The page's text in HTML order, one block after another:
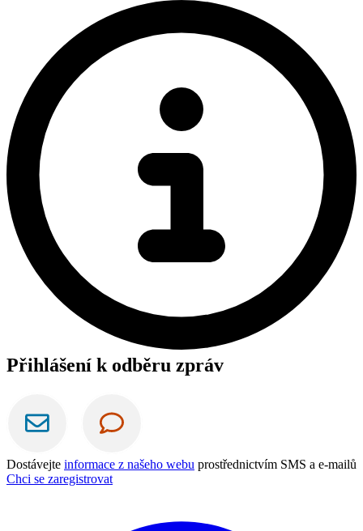
Přihlášení k odběru zpráv
Dostávejte informace z našeho webu prostřednictvím SMS a e-mailů
Chci se zaregistrovat